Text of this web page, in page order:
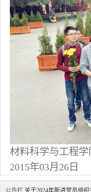
材料科学与工程
2015年03月26日
公告栏 关于2024年新进党员组织